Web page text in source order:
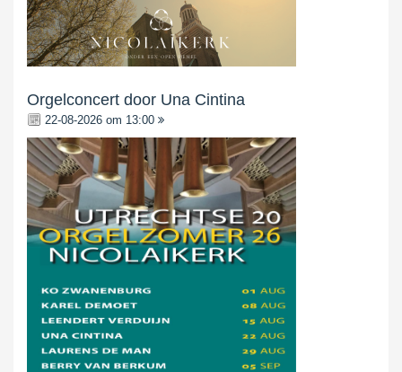
Orgelconcert door Una Cintina
22-08-2026 om 13:00